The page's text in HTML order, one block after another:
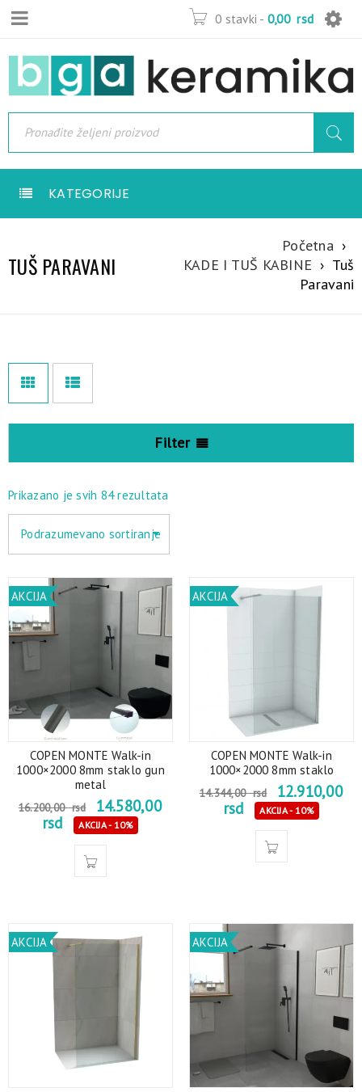
0 stavki - 0,00 rsd
KATEGORIJE
TUŠ PARAVANI
Početna ›
KADE I TUŠ KABINE › Tuš
Paravani
Filter
Prikazano je svih 84 rezultata
Podrazumevano sortiranje
AKCIJA
COPEN MONTE Walk-in
1000×2000 8mm staklo gun
metal
16.200,00rsd
14.580,00
rsd
AKCIJA - 10%
AKCIJA
COPEN MONTE Walk-in
1000×2000 8mm staklo
14.344,00rsd
12.910,00
rsd
AKCIJA - 10%
AKCIJA AKCIJA